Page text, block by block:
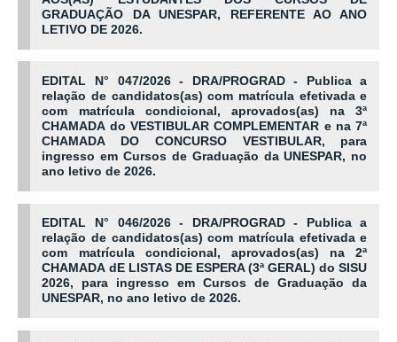
GRADUAÇÃO DA UNESPAR, REFERENTE AO ANO
LETIVO DE 2026.
EDITAL N° 047/2026 - DRA/PROGRAD - Publica a
relação de candidatos(as) com matrícula efetivada e
com matrícula
condicional, aprovados(as) na 3ª
CHAMADA do VESTIBULAR COMPLEMENTAR e na 7ª
CHAMADA DO CONCURSO VESTIBULAR, para
ingresso em Cursos de Graduação da UNESPAR, no
ano letivo de 2026.
EDITAL N° 046/2026 - DRA/PROGRAD - Publica a
relação de candidatos(as) com matrícula efetivada e
com matrícula condicional, aprovados(as) na 2ª
CHAMADA dE LISTAS DE ESPERA (3ª GERAL) do SISU
2026, para ingresso em Cursos de Graduação da
UNESPAR, no ano letivo de 2026.